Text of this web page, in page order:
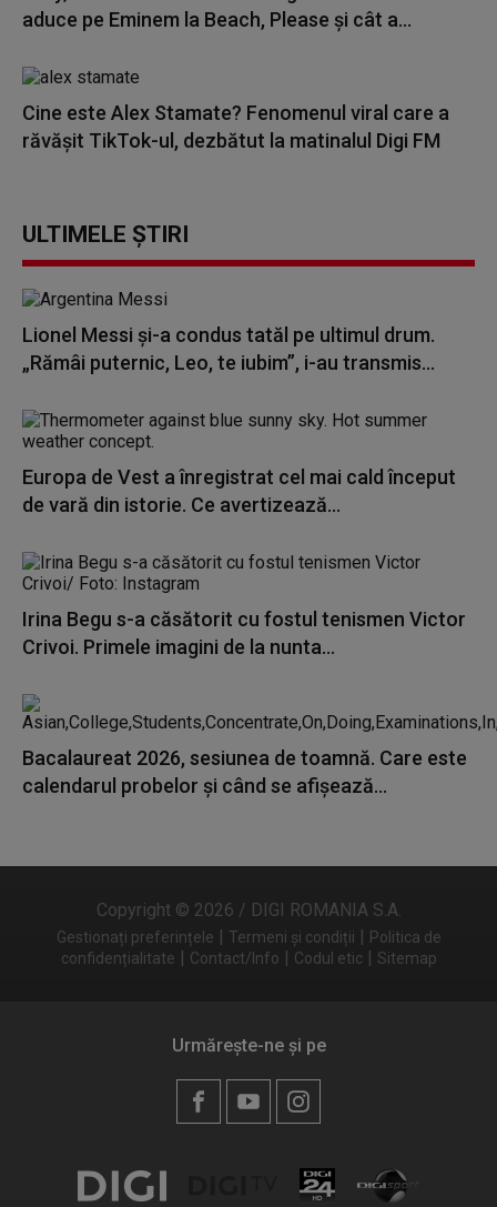
aduce pe Eminem la Beach, Please și cât a...
Cine este Alex Stamate? Fenomenul viral care a
răvășit TikTok-ul, dezbătut la matinalul Digi FM
ULTIMELE ȘTIRI
Lionel Messi şi-a condus tatăl pe ultimul drum.
„Rămâi puternic, Leo, te iubim”, i-au transmis...
Europa de Vest a înregistrat cel mai cald început
de vară din istorie. Ce avertizează...
Irina Begu s-a căsătorit cu fostul tenismen Victor
Crivoi. Primele imagini de la nunta...
Bacalaureat 2026, sesiunea de toamnă. Care este
calendarul probelor și când se afișează...
Copyright © 2026 / DIGI ROMANIA S.A.
Gestionați preferințele | Termeni și condiții | Politica de
confidențialitate | Contact/Info | Codul etic | Sitemap
Urmărește-ne și pe